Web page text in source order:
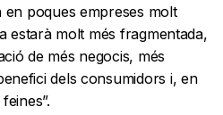
en poques empreses molt
estarà molt més fragmentada,
de més negocis, més
dels consumidors i, en